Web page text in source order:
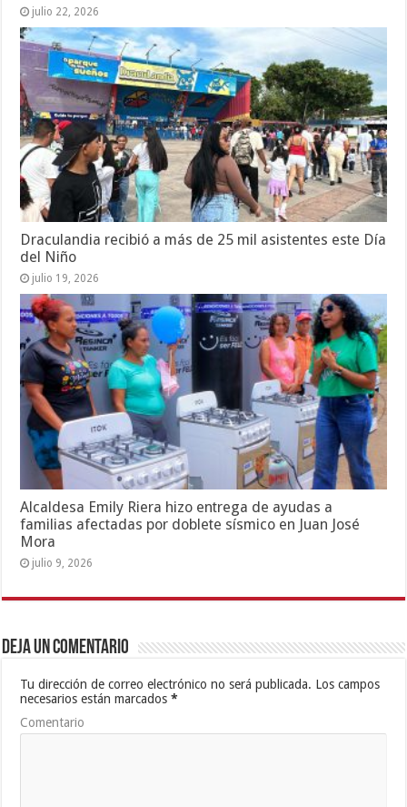
julio 22, 2026
Draculandia recibió a más de 25 mil asistentes este Día
del Niño
julio 19, 2026
Alcaldesa Emily Riera hizo entrega de ayudas a
familias afectadas por doblete sísmico en Juan José
Mora
julio 9, 2026
Deja un comentario
Tu dirección de correo electrónico no será publicada. Los campos
necesarios están marcados*
Comentario